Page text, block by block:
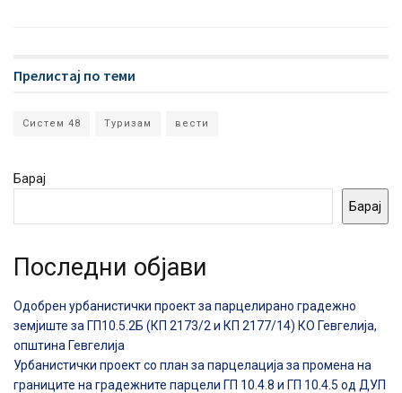
Прелистај по теми
Систем 48 Туризам вести
Барај
Барај
Последни објави
Одобрен урбанистички проект за парцелирано градежно
земјиште за ГП10.5.2Б (КП 2173/2 и КП 2177/14) КО Гевгелија,
општина Гевгелија
Урбанистички проект со план за парцелација за промена на
границите на градежните парцели ГП 10.4.8 и ГП 10.4.5 од ДУП